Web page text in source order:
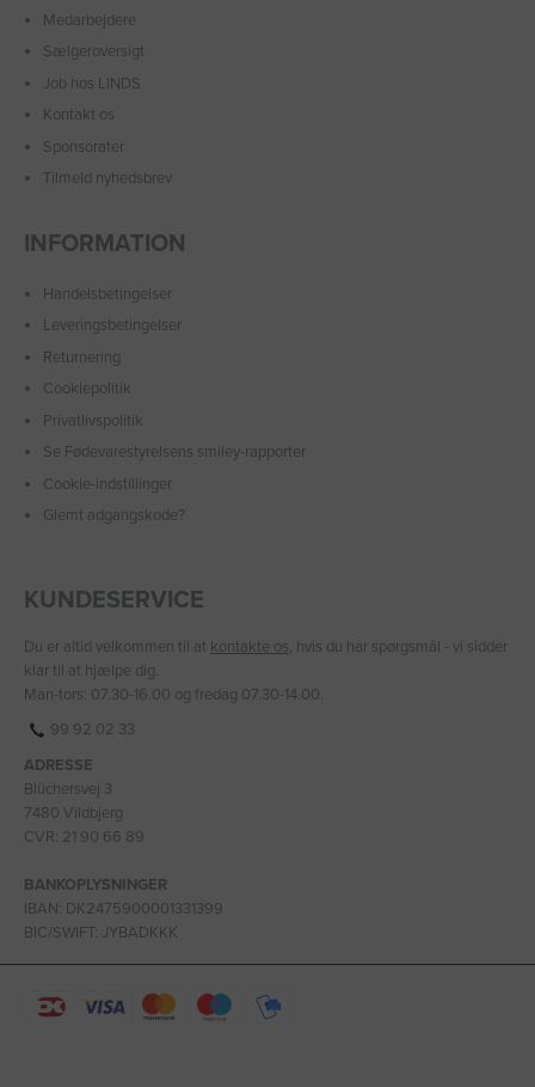
Medarbejdere
Sælgeroversigt
Job hos LINDS
Kontakt os
Sponsorater
Tilmeld nyhedsbrev
INFORMATION
Handelsbetingelser
Leveringsbetingelser
Returnering
Cookiepolitik
Privatlivspolitik
Se Fødevarestyrelsens smiley-rapporter
Cookie-indstillinger
Glemt adgangskode?
KUNDESERVICE
Du er altid velkommen til at kontakte os, hvis du har spørgsmål - vi sidder
klar til at hjælpe dig.
Man-tors: 07.30-16.00 og fredag 07.30-14.00.
99 92 02 33
ADRESSE
Blüchersvej 3
7480 Vildbjerg
CVR: 21 90 66 89
BANKOPLYSNINGER
IBAN: DK2475900001331399
BIC/SWIFT: JYBADKKK